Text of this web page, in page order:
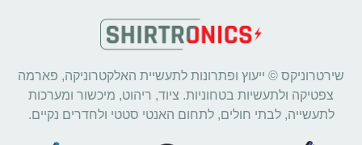
שירטרוניקס © ייעוץ ופתרונות לתעשיית האלקטרוניקה, פארמה
צפטיקה ולתעשיות בטחוניות. ציוד, ריהוט, מיכשור ומערכות
לתעשייה, לבתי חולים, לתחום האנטי סטטי ולחדרים נקיים.